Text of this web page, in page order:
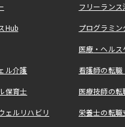
フリーラン
Hub プログラミ
医療・ヘル
ル介護 看護師の転
保育士 医療技師の
ェルリハビリ 栄養士の転